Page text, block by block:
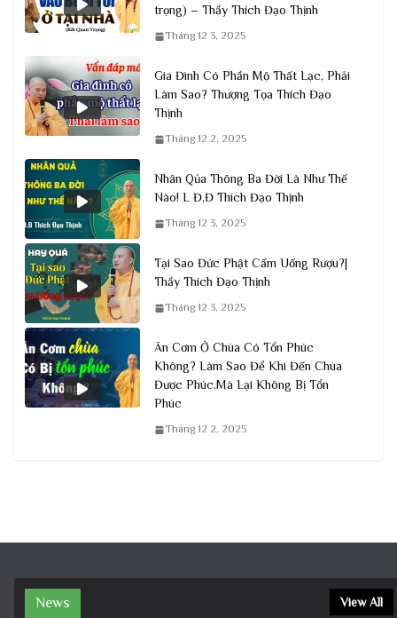
trọng) – Thầy Thích Đạo Thịnh
Tháng 12 3, 2025
Gia Đình Có Phần Mộ Thất Lạc, Phải
Làm Sao? Thượng Tọa Thích Đạo
Thịnh
Tháng 12 2, 2025
Nhân Qủa Thông Ba Đời Là Như Thế
Nào! L Đ,Đ Thích Đạo Thịnh
Tháng 12 3, 2025
Tại Sao Đức Phật Cấm Uống Rượu?|
Thầy Thích Đạo Thịnh
Tháng 12 3, 2025
Ăn Cơm Ở Chùa Có Tổn Phúc
Không? Làm Sao Để Khi Đến Chùa
Được Phúc.Mà Lại Không Bị Tổn
Phúc
Tháng 12 2, 2025
News View All